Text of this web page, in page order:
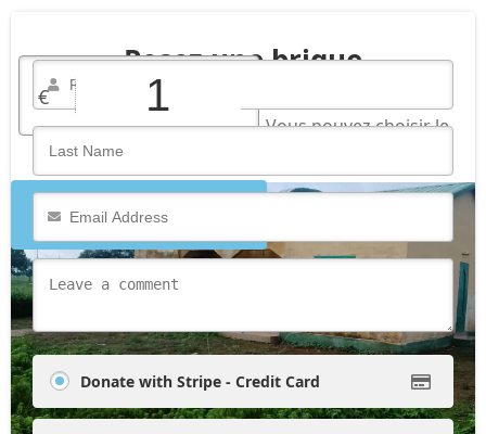
Posez une brique
Il n'y a pas de montant fixe. Vous pouvez choisir le
montant du don que vous souhaitez et continuer.
€
Continuer
Donate with Stripe - Credit Card